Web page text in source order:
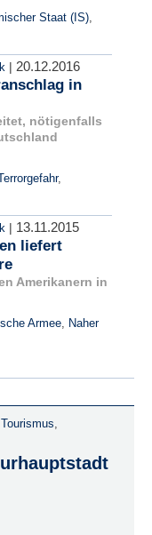
Staat (IS)
| 20.12.2016
in
nötigenfalls
,
| 13.11.2015
liefert
Amerikanern in
Armee
Naher
Tourismus